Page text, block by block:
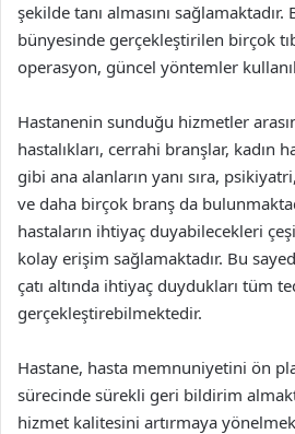
şekilde tanı almasını
bünyesinde gerçekleştirilen birçok
operasyon, güncel yöntemler
Hastanenin sunduğu hizmetler
hastalıkları, cerrahi branşlar, kadın
gibi ana alanların yanı sıra,
ve daha birçok branş da
hastaların ihtiyaç duyabilecekleri
kolay erişim sağlamaktadır. Bu
çatı altında ihtiyaç duydukları tüm
gerçekleştirebilmektedir.
Hastane, hasta memnuniyetini ön
sürecinde sürekli geri bildirim
hizmet kalitesini artırmaya